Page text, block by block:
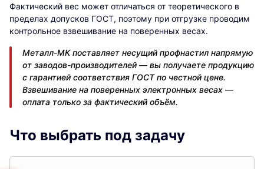
Фактический вес может отличаться от теоретического в
пределах допусков ГОСТ, поэтому при отгрузке проводим
контрольное взвешивание на поверенных весах.
Металл-МК поставляет несущий профнастил напрямую
от заводов-производителей — вы получаете продукцию
с гарантией соответствия ГОСТ по честной цене.
Взвешивание на поверенных электронных весах —
оплата только за фактический объём.
Что выбрать под задачу